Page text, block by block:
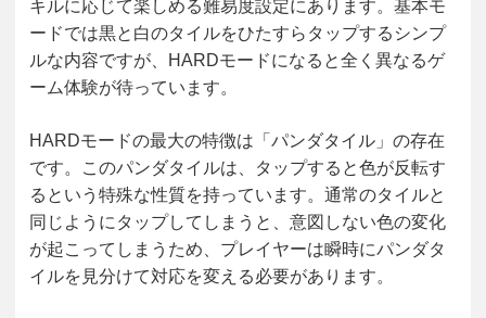
キルに応じて楽しめる難易度設定にあります。基本モ
ードでは黒と白のタイルをひたすらタップするシンプ
ルな内容ですが、HARDモードになると全く異なるゲ
ーム体験が待っています。
HARDモードの最大の特徴は「パンダタイル」の存在
です。このパンダタイルは、タップすると色が反転す
るという特殊な性質を持っています。通常のタイルと
同じようにタップしてしまうと、意図しない色の変化
が起こってしまうため、プレイヤーは瞬時にパンダタ
イルを見分けて対応を変える必要があります。